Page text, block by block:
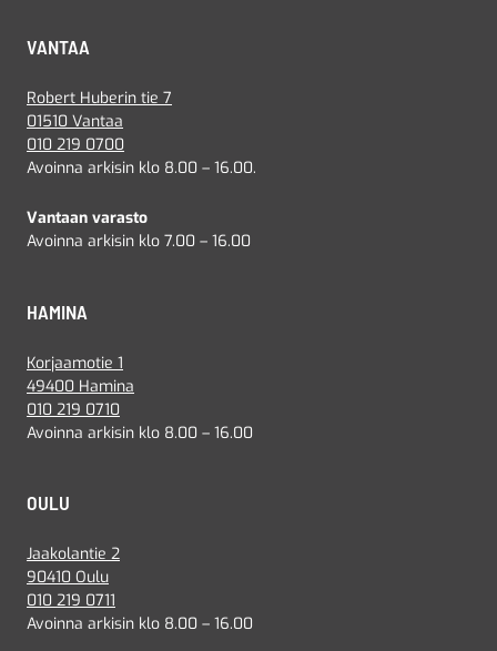
VANTAA
Robert Huberin tie 7
01510 Vantaa
010 219 0700
Avoinna arkisin klo 8.00 – 16.00.
Vantaan varasto
Avoinna arkisin klo 7.00 – 16.00
HAMINA
Korjaamotie 1
49400 Hamina
010 219 0710
Avoinna arkisin klo 8.00 – 16.00
OULU
Jaakolantie 2
90410 Oulu
010 219 0711
Avoinna arkisin klo 8.00 – 16.00